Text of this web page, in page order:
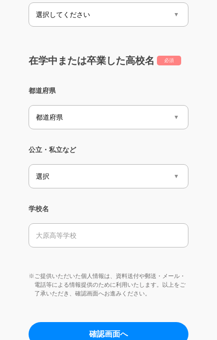
在学中または卒業した高校名 必須
都道府県
公立・私立など
学校名
※ご提供いただいた個人情報は、資料送付や郵送・メール・
電話等による情報提供のために利用いたします。以上をご
了承いただき、確認画面へお進みください。
確認画面へ